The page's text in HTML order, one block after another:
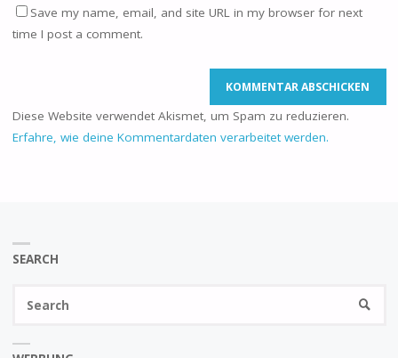
Save my name, email, and site URL in my browser for next
time I post a comment.
Diese Website verwendet Akismet, um Spam zu reduzieren.
Erfahre, wie deine Kommentardaten verarbeitet werden.
SEARCH